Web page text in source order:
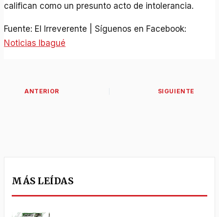
califican como un presunto acto de intolerancia.
Fuente: El Irreverente | Síguenos en Facebook:
Noticias Ibagué
MÁS LEÍDAS